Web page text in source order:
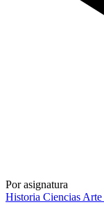
Por asignatura
Historia Ciencias Arte